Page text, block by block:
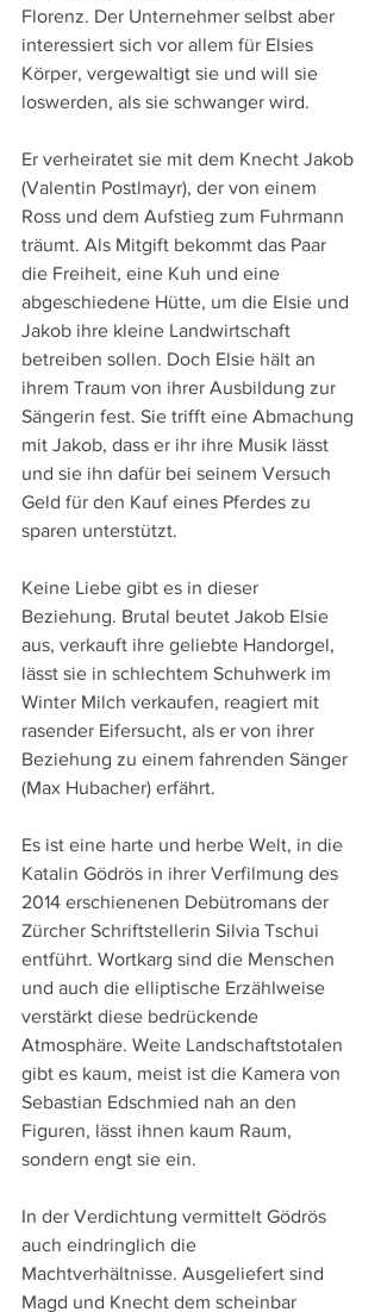
Florenz. Der Unternehmer selbst aber
interessiert sich vor allem für Elsies
Körper, vergewaltigt sie und will sie
loswerden, als sie schwanger wird.
Er verheiratet sie mit dem Knecht Jakob
(Valentin Postlmayr), der von einem
Ross und dem Aufstieg zum Fuhrmann
träumt. Als Mitgift bekommt das Paar
die Freiheit, eine Kuh und eine
abgeschiedene Hütte, um die Elsie und
Jakob ihre kleine Landwirtschaft
betreiben sollen. Doch Elsie hält an
ihrem Traum von ihrer Ausbildung zur
Sängerin fest. Sie trifft eine Abmachung
mit Jakob, dass er ihr ihre Musik lässt
und sie ihn dafür bei seinem Versuch
Geld für den Kauf eines Pferdes zu
sparen unterstützt.
Keine Liebe gibt es in dieser
Beziehung. Brutal beutet Jakob Elsie
aus, verkauft ihre geliebte Handorgel,
lässt sie in schlechtem Schuhwerk im
Winter Milch verkaufen, reagiert mit
rasender Eifersucht, als er von ihrer
Beziehung zu einem fahrenden Sänger
(Max Hubacher) erfährt.
Es ist eine harte und herbe Welt, in die
Katalin Gödrös in ihrer Verfilmung des
2014 erschienenen Debütromans der
Zürcher Schriftstellerin Silvia Tschui
entführt. Wortkarg sind die Menschen
und auch die elliptische Erzählweise
verstärkt diese bedrückende
Atmosphäre. Weite Landschaftstotalen
gibt es kaum, meist ist die Kamera von
Sebastian Edschmied nah an den
Figuren, lässt ihnen kaum Raum,
sondern engt sie ein.
In der Verdichtung vermittelt Gödrös
auch eindringlich die
Machtverhältnisse. Ausgeliefert sind
Magd und Knecht dem scheinbar